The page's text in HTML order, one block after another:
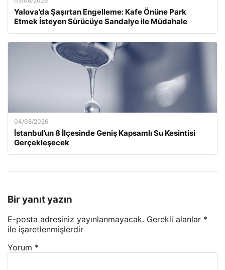
Yalova’da Şaşırtan Engelleme: Kafe Önüne Park
Etmek İsteyen Sürücüye Sandalye ile Müdahale
04/08/2026
İstanbul’un 8 İlçesinde Geniş Kapsamlı Su Kesintisi
Gerçekleşecek
Bir yanıt yazın
E-posta adresiniz yayınlanmayacak. Gerekli alanlar *
ile işaretlenmişlerdir
Yorum *